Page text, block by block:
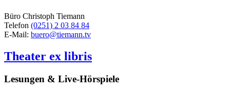
Büro Christoph Tiemann
Telefon (0251) 2 03 84 84
E-Mail: buero@tiemann.tv
Theater ex libris
Lesungen & Live-Hörspiele